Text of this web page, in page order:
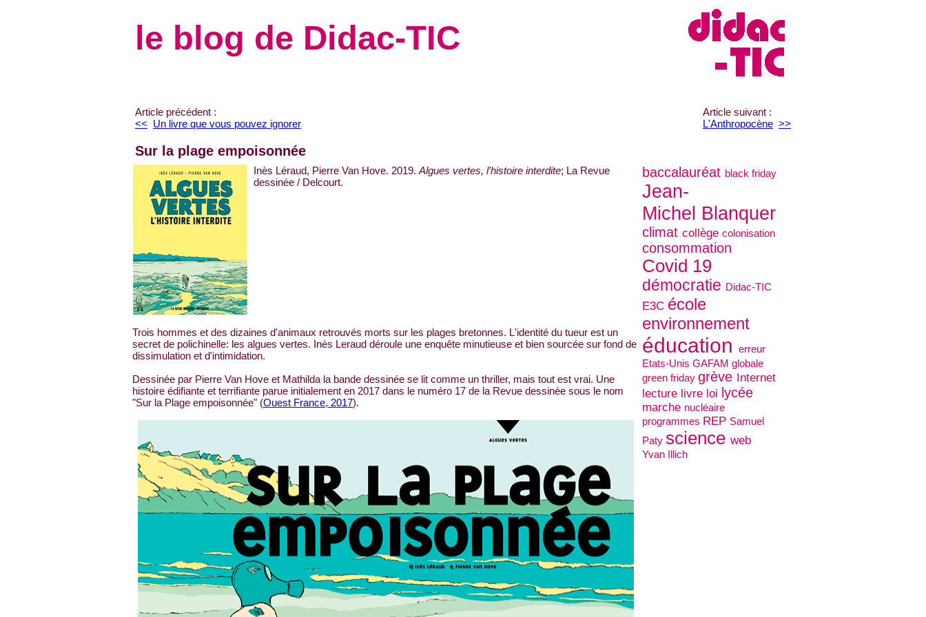
le blog de Didac-TIC
Article précédent :
<< Un livre que vous pouvez ignorer
Article suivant :
L'Anthropocène >>
Sur la plage empoisonnée
baccalauréat black friday
Jean-
Michel Blanquer
climat collège colonisation
consommation
Covid 19
démocratie Didac-TIC
E3C école
environnement
éducation erreur
Etats-Unis GAFAM globale
green friday grève Internet
lecture livre loi lycée
marche nucléaire
programmes REP Samuel
Paty science web
Yvan Illich
Inès Léraud, Pierre Van Hove. 2019. Algues vertes, l'histoire interdite; La Revue
dessinée / Delcourt.
Trois hommes et des dizaines d'animaux retrouvés morts sur les plages bretonnes. L'identité du tueur est un
secret de polichinelle: les algues vertes. Inès Leraud déroule une enquête minutieuse et bien sourcée sur fond de
dissimulation et d'intimidation.
Dessinée par Pierre Van Hove et Mathilda la bande dessinée se lit comme un thriller, mais tout est vrai. Une
histoire édifiante et terrifiante parue initialement en 2017 dans le numéro 17 de la Revue dessinée sous le nom
"Sur la Plage empoisonnée" (Ouest France, 2017).